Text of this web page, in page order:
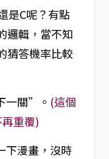
是C呢？有點
邏輯，當不知
猜答機率比較
一關”。 (這個
重覆)
下漫畫，沒時